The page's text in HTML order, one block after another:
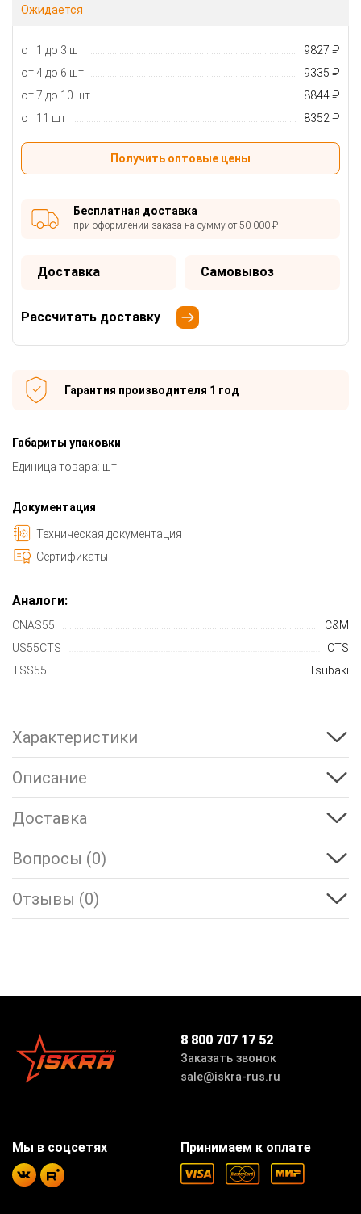
Ожидается
от 1 до 3 шт
9827 ₽
от 4 до 6 шт
9335 ₽
от 7 до 10 шт
8844 ₽
от 11 шт
8352 ₽
Получить оптовые цены
Бесплатная доставка
при оформлении заказа на сумму от 50 000 ₽
Доставка Самовывоз
Рассчитать доставку
Гарантия производителя 1 год
Габариты упаковки
Единица товара: шт
Документация
Техническая документация
Сертификаты
Аналоги:
CNAS55
C&M
US55CTS
CTS
TSS55
Tsubaki
Характеристики
Описание
Доставка
Вопросы (0)
Отзывы (0)
8 800 707 17 52
Заказать звонок
sale@iskra-rus.ru
Принимаем к оплате
Мы в соцсетях